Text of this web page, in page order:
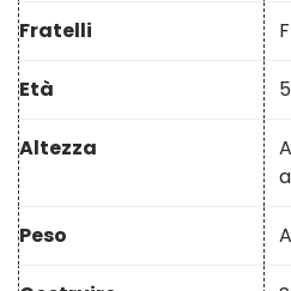
Fratelli
Età
Altezza
Peso